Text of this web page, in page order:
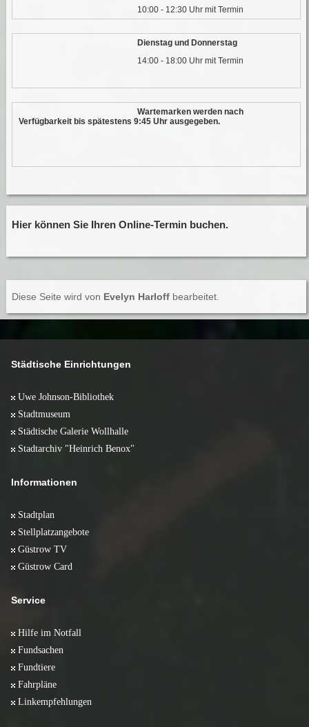
10:00 - 12:30 Uhr mit Termin
Dienstag und Donnerstag
14:00 - 18:00 Uhr mit Termin
Wartemarken werden nach
Verfügbarkeit bis spätestens 9:45 Uhr ausgegeben.
Hier können Sie Ihren Online-Termin buchen.
Diese Seite wird von Evelyn Harloffbearbeitet.
Städtische Einrichtungen
Uwe Johnson-Bibliothek
Stadtmuseum
Städtische Galerie Wollhalle
Stadtarchiv "Heinrich Benox"
Informationen
Stadtplan
Stellplatzangebote
Güstrow TV
Güstrow Card
Service
Hilfe im Notfall
Fundsachen
Fundtiere
Fahrpläne
Linkempfehlungen